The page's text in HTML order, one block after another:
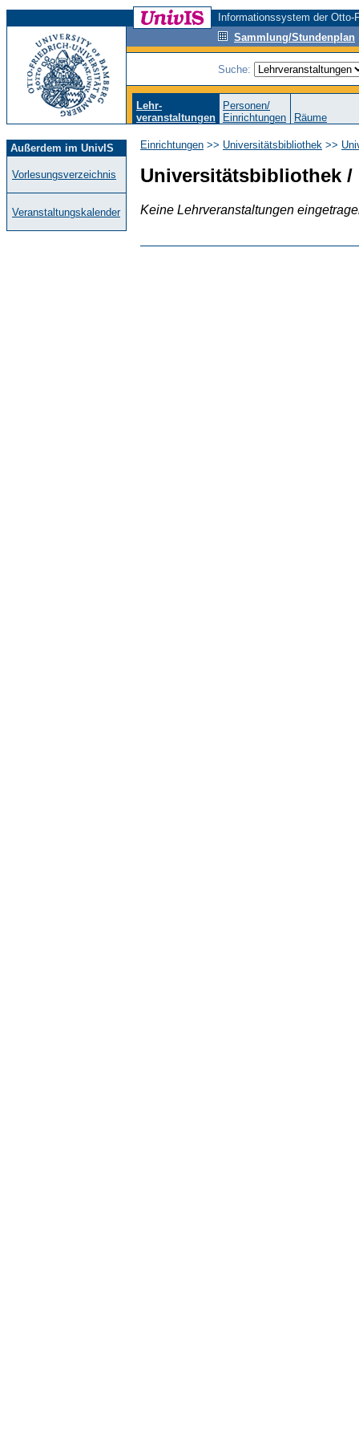
Informationssystem der
Sammlung/Stundenplan
Suche:
Lehr-
veranstaltungen
Personen/
Einrichtungen
Räume
Außerdem im UnivIS
Vorlesungsverzeichnis
Veranstaltungskalender
Einrichtungen >> Universitätsbibliothek >>
Universitätsbibliothek /
Keine Lehrveranstaltungen